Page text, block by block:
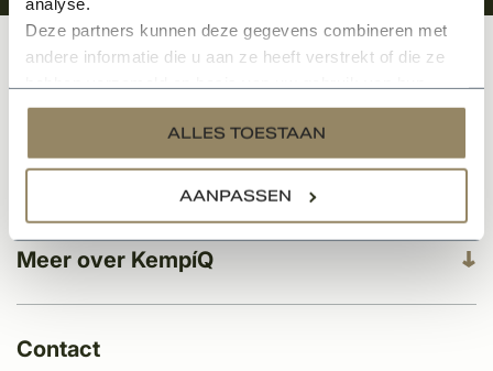
Deze partners kunnen deze gegevens combineren met
andere informatie die u aan ze heeft verstrekt of die ze
services.
ALLES TOESTAAN
AANPASSEN
Meer over KempíQ
Klantenservice
Categorieën
Contact